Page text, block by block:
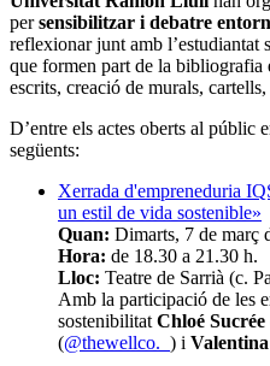
persensibilitzar i debatre
reflexionar junt amb l’estudiantat
que formen part de la bibliografia
escrits, creació de murals,
D’entre els actes oberts al públic
següents:
Xerrada d'empreneduria
un estil de vida sostenible»
Quan: Dimarts, 7 de març
Hora: de 18.30 a 21.30 h.
Lloc: Teatre de Sarrià (c.
Amb la participació de les
sostenibilitat Chloé Sucrée
(@thewellco._ ) i